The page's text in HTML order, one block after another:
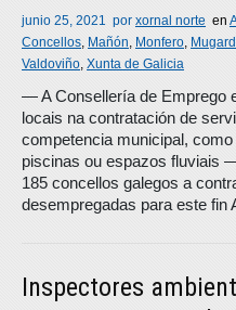
junio 25, 2021 por xornal norte en
Concellos, Mañón, Monfero,
Valdoviño, Xunta de Galicia
― A Consellería de Emprego
locais na contratación de
competencia municipal,
piscinas ou espazos fluviais
185 concellos galegos a
desempregadas para este fin
Inspectores